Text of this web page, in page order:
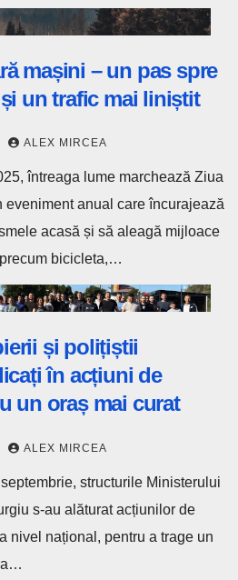
mașini – un pas spre
un trafic mai liniștit
ALEX MIRCEA
întreaga lume marchează Ziua
eveniment anual care încurajează
acasă și să aleagă mijloace
bicicleta,…
și polițiștii
în acțiuni de
un oraș mai curat
ALEX MIRCEA
structurile Ministerului
s-au alăturat acțiunilor de
nivel național, pentru a trage un